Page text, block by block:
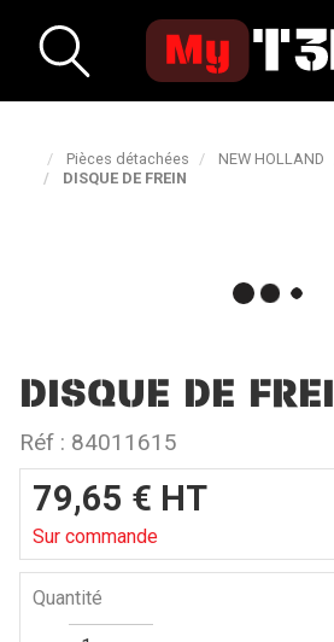
Pièces détachées NEW HOLLAND
DISQUE DE FREIN
DISQUE DE
Réf : 84011615
79,65 € HT
Sur commande
Quantité